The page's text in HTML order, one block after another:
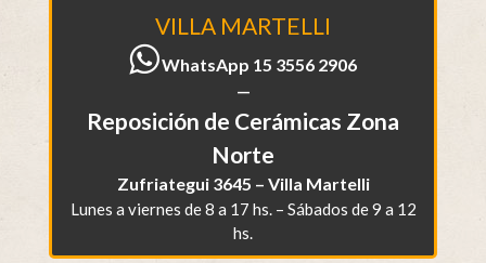
VILLA MARTELLI
WhatsApp 15 3556 2906
—
Reposición de Cerámicas Zona
Norte
Zufriategui 3645 – Villa Martelli
Lunes a viernes de 8 a 17 hs. – Sábados de 9 a 12
hs.